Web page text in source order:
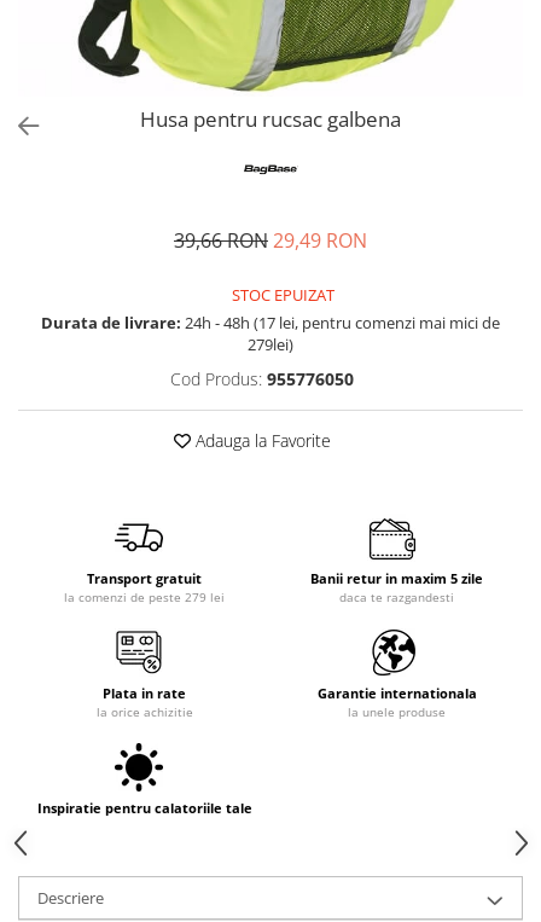
Huse troler
Business Travel
Borsete
Husa pentru rucsac galbena
39,66 RON29,49 RON
STOC EPUIZAT
Durata de livrare: 24h - 48h (17 lei, pentru comenzi mai mici de
279lei)
Cod Produs: 955776050
Adauga la Favorite
Transport gratuit
la comenzi de peste 279 lei
Banii retur in maxim 5 zile
daca te razgandesti
Plata in rate
la orice achizitie
Garantie internationala
la unele produse
Inspiratie pentru calatoriile tale
Descriere